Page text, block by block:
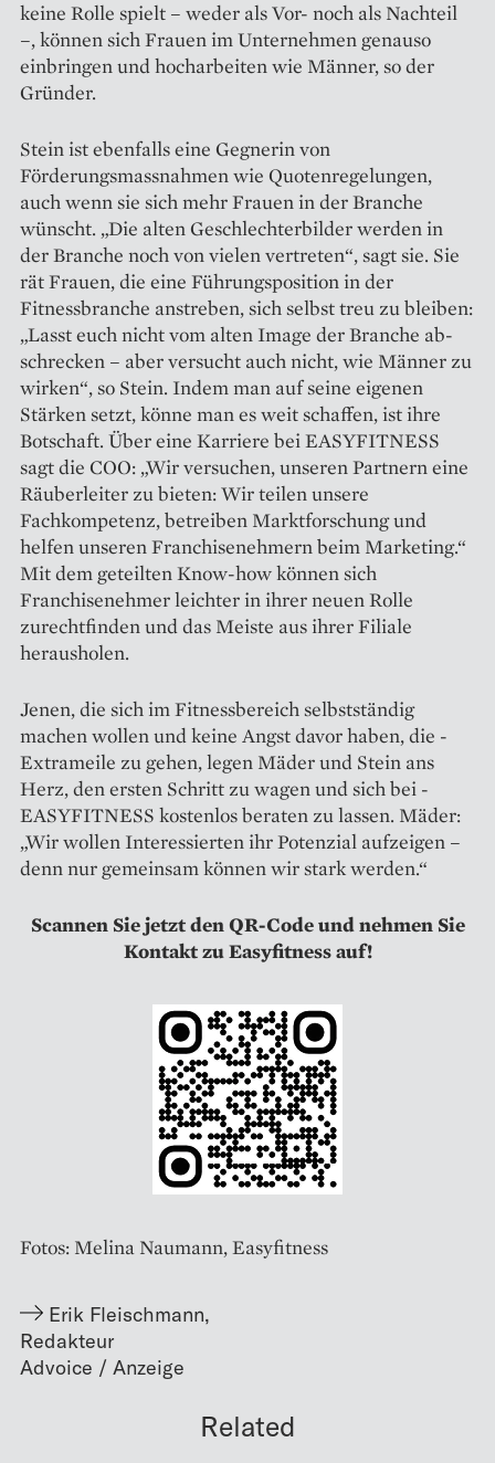
keine Rolle spielt – weder als Vor- noch als Nachteil
–, können sich Frauen im Unternehmen genauso
einbringen und hocharbeiten wie Männer, so der
Gründer.
Stein ist ebenfalls eine Gegnerin von
Förderungsmassnahmen wie Quotenregelungen,
auch wenn sie sich mehr Frauen in der Branche
wünscht. „Die alten Geschlechterbilder werden in
der Branche noch von vielen vertreten“, sagt sie. Sie
rät Frauen, die eine Führungsposition in der
Fitnessbranche anstreben, sich selbst treu zu bleiben:
„Lasst euch nicht vom alten Image der Branche ab­
schrecken – aber versucht auch nicht, wie Männer zu
wirken“, so Stein. Indem man auf seine eigenen
Stärken setzt, könne man es weit schaffen, ist ihre
Botschaft. Über eine Karriere bei EASYFITNESS
sagt die COO: „Wir versuchen, unseren Partnern eine
Räuberleiter zu bieten: Wir teilen unsere
Fachkompetenz, betreiben Marktforschung und
helfen unseren Franchisenehmern beim Marketing.“
Mit dem geteilten Know-how können sich
Franchisenehmer leichter in ihrer neuen Rolle
zurechtfinden und das Meiste aus ihrer Filiale
herausholen.
Jenen, die sich im Fitness­bereich selbstständig
machen wollen und keine Angst davor haben, die ­
Extrameile zu gehen, legen ­Mäder und Stein ans
Herz, den ersten Schritt zu wagen und sich bei ­
EASYFITNESS kostenlos beraten zu lassen. Mäder:
„Wir wollen In­teressierten ihr Potenzial aufzeigen –
denn nur gemeinsam können wir stark werden.“
Scannen Sie jetzt den QR-Code und nehmen Sie
Kontakt zu Easyfitness auf!
Fotos: Melina Naumann, Easyfitness
Erik Fleischmann,
Redakteur
Related